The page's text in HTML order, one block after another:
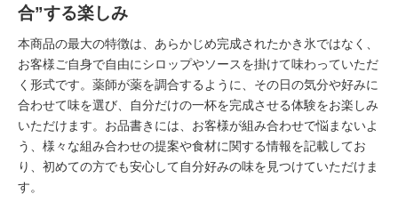
合”する楽しみ
本商品の最大の特徴は、あらかじめ完成されたかき氷ではなく、
お客様ご自身で自由にシロップやソースを掛けて味わっていただ
く形式です。薬師が薬を調合するように、その日の気分や好みに
合わせて味を選び、自分だけの一杯を完成させる体験をお楽しみ
いただけます。お品書きには、お客様が組み合わせで悩まないよ
う、様々な組み合わせの提案や食材に関する情報を記載してお
り、初めての方でも安心して自分好みの味を見つけていただけま
す。